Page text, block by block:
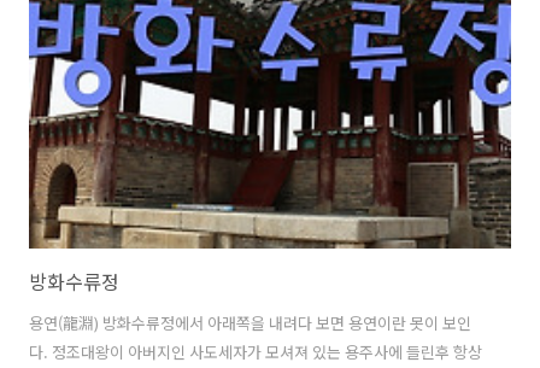
어울어져 있다면 좋았을텐데 아쉽다. 마트에서 사과와 오레오, 파워에이
드를 샀다. 먹구름 사이로 하늘이 보이는데 오후에는 날씨가 맑아 질 것
같다. 5번과 20번 두개의 하이웨이가 갈라지고 2차선의 지방도가 교차하
며 도로공사까..
방화수류정
용연(龍淵) 방화수류정에서 아래쪽을 내려다 보면 용연이란 못이 보인
다. 정조대왕이 아버지인 사도세자가 모셔져 있는 용주사에 들린후 항상